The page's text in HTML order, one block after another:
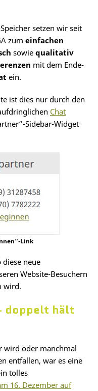
setzen wir seit
zum einfachen
sowie qualitativ
mit dem Ende-
ein.
ist dies nur durch den
Chat
Sidebar-Widget
Link
diese neue
Website-Besuchern
wird.
doppelt hält
wird oder manchmal
entfallen, war es eine
tolles
16. Dezember auf